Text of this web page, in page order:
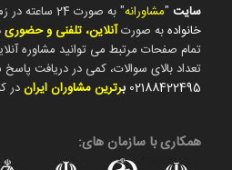
سایت"مشاورانه" به صورت 24 ساعته در زمینه های
خانوادهبه صورتآنلاین، تلفنی و حضوری
تمام صفحات مرتبط می توانید مشاوره
تعداد بالای سوالات، کمی در دریافت پاسخ
02188422495 برترین مشاوران ایراندر
همکاری با سازمان های: